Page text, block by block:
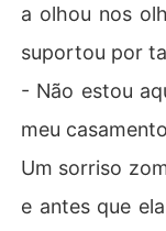
a olhou nos
suportou por
- Não estou
meu
Um sorriso
e antes que